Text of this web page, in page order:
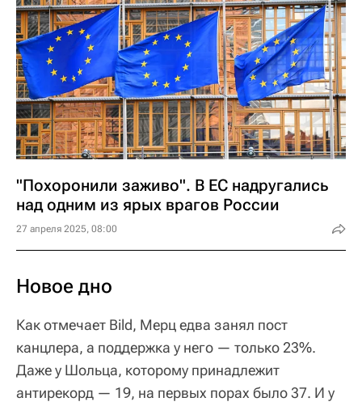
"Похоронили заживо". В ЕС надругались
над одним из ярых врагов России
27 апреля 2025, 08:00
Новое дно
Как отмечает Bild, Мерц едва занял пост
канцлера, а поддержка у него — только 23%.
Даже у Шольца, которому принадлежит
антирекорд — 19, на первых порах было 37. И у